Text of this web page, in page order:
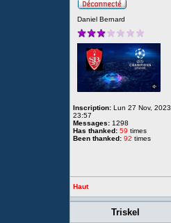
Daniel Bernard
Inscription: Lun 27 Nov, 2023
23:57
Messages: 1298
Has thanked: 59 times
Been thanked: 92 times
Haut
Triskel